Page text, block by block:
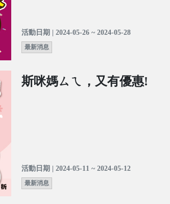
活動日期 | 2024-05-26 ~ 2024-05-28
最新消息
斯咪媽ㄙㄟ，又有優惠!
活動日期 | 2024-05-11 ~ 2024-05-12
最新消息